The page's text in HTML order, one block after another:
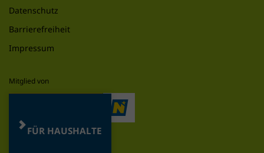
FÜR HAUSHALTE
Datenschutz
Barrierefreiheit
Impressum